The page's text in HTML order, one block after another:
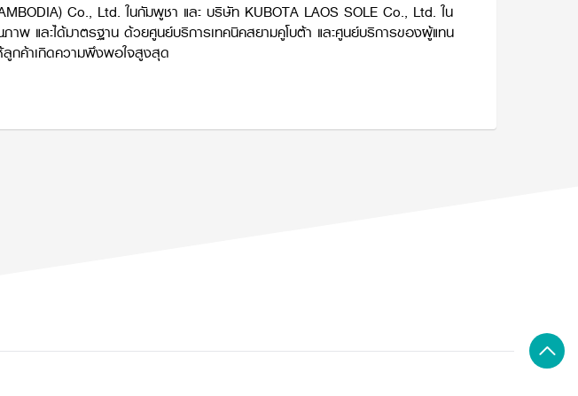
Co., Ltd. ในกัมพูชา และ บริษัท KUBOTA LAOS SOLE Co., Ltd. ใน
พ และได้มาตรฐาน ด้วยศูนย์บริการเทคนิคสยามคูโบต้า และศูนย์บริการของผู้แทน
กค้าเกิดความพึงพอใจสูงสุด